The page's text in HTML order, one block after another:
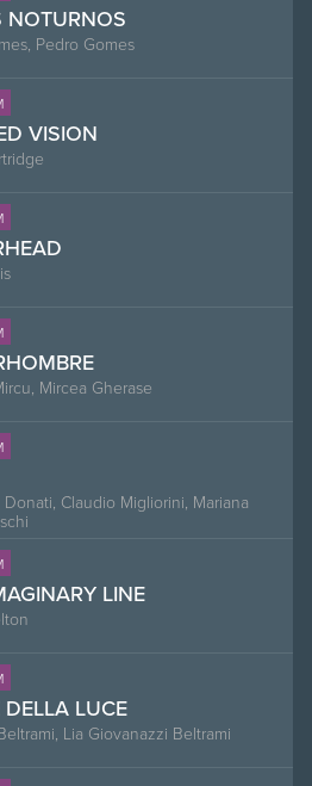
NOTURNOS
Pedro Gomes
VISION
Mircea Gherase
Donati, Claudio Migliorini, Mariana
LINE
DELLA LUCE
Lia Giovanazzi Beltrami